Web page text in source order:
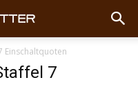
Einschaltquoten
7